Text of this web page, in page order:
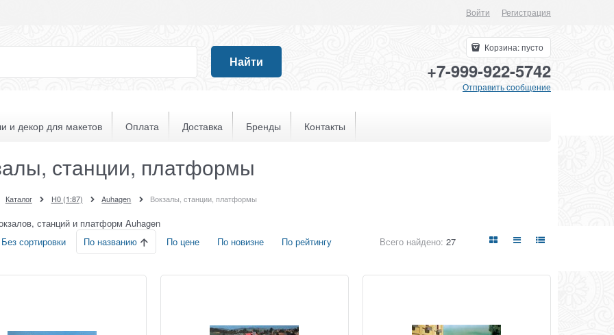
Войти Регистрация
Найти
Корзина:пусто
+7-999-922-5742
Отправить сообщение
и декор для макетов Оплата Доставка Бренды Контакты
станции, платформы
Каталог H0 (1:87) Auhagen Вокзалы, станции, платформы
станций и платформ Auhagen
Без сортировки
По названию По цене По новизне По рейтингу Всего найдено: 27